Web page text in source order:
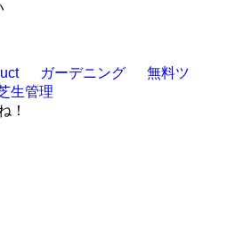
ガーデニング
無料ツ
生管理
！